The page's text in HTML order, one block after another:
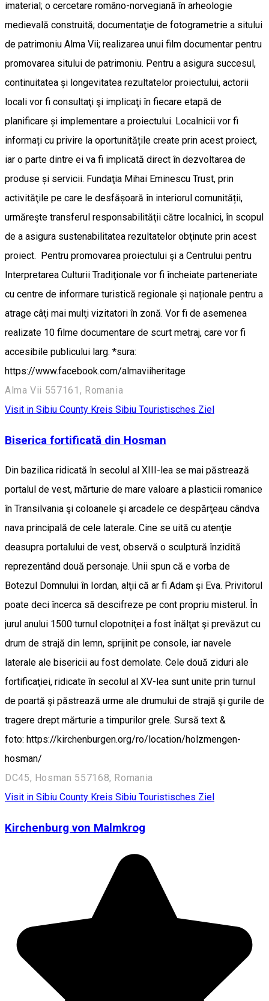
imaterial; o cercetare româno-norvegiană în arheologie
medievală construită; documentaţie de fotogrametrie a sitului
de patrimoniu Alma Vii; realizarea unui film documentar pentru
promovarea sitului de patrimoniu. Pentru a asigura succesul,
continuitatea și longevitatea rezultatelor proiectului, actorii
locali vor fi consultaţi şi implicaţi în fiecare etapă de
planificare și implementare a proiectului. Localnicii vor fi
informați cu privire la oportunitățile create prin acest proiect,
iar o parte dintre ei va fi implicată direct în dezvoltarea de
produse și servicii. Fundaţia Mihai Eminescu Trust, prin
activităţile pe care le desfășoară în interiorul comunității,
urmăreşte transferul responsabilităţii către localnici, în scopul
de a asigura sustenabilitatea rezultatelor obţinute prin acest
proiect. Pentru promovarea proiectului şi a Centrului pentru
Interpretarea Culturii Tradiţionale vor fi încheiate parteneriate
cu centre de informare turistică regionale și naționale pentru a
atrage câţi mai mulţi vizitatori în zonă. Vor fi de asemenea
realizate 10 filme documentare de scurt metraj, care vor fi
accesibile publicului larg. *sura:
https://www.facebook.com/almaviiheritage
Alma Vii 557161, Romania
Visit in Sibiu County Kreis Sibiu Touristisches Ziel
Biserica fortificată din Hosman
Din bazilica ridicată în secolul al XIII-lea se mai păstrează
portalul de vest, mărturie de mare valoare a plasticii romanice
în Transilvania şi coloanele şi arcadele ce despărţeau cândva
nava principală de cele laterale. Cine se uită cu atenţie
deasupra portalului de vest, observă o sculptură înzidită
reprezentând două personaje. Unii spun că e vorba de
Botezul Domnului în Iordan, alţii că ar fi Adam şi Eva. Privitorul
poate deci încerca să descifreze pe cont propriu misterul. În
jurul anului 1500 turnul clopotniţei a fost înălţat şi prevăzut cu
drum de strajă din lemn, sprijinit pe console, iar navele
laterale ale bisericii au fost demolate. Cele două ziduri ale
fortificaţiei, ridicate în secolul al XV-lea sunt unite prin turnul
de poartă şi păstrează urme ale drumului de strajă şi gurile de
tragere drept mărturie a timpurilor grele. Sursă text &
foto: https://kirchenburgen.org/ro/location/holzmengen-
hosman/
DC45, Hosman 557168, Romania
Visit in Sibiu County Kreis Sibiu Touristisches Ziel
Kirchenburg von Malmkrog